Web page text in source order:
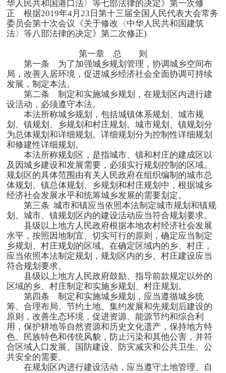
华人民共和国港口法〉等七部法律的决定》第一次修
正 根据2019年4月23 日第十三届全国人民代表大会常务
委员会第十次会议《关于修改〈中华人民共和国建筑
法〉等八部法律的决定》第二次修正)
第一章 总 则
第一条 为了加强城乡规划管理，协调城乡空间布
局，改善人居环境，促进城乡经济社会全面协调可持续
发展，制定本法。
第二条 制定和实施城乡规划，在规划区内进行建
设活动，必须遵守本法。
本法所称城乡规划，包括城镇体系规划、城市规
划、镇规划、乡规划和村庄规划。城市规划、镇规划分
为总体规划和详细规划。详细规划分为控制性详细规划
和修建性详细规划。
本法所称规划区，是指城市、镇和村庄的建成区以
及因城乡建设和发展需要，必须实行规划控制的区域。
规划区的具体范围由有关人民政府在组织编制的城市总
体规划、镇总体规划、乡规划和村庄规划中，根据城乡
经济社会发展水平和统筹城乡发展的需要划定。
第三条 城市和镇应当依照本法制定城市规划和镇规
划。城市、镇规划区内的建设活动应当符合规划要求。
县级以上地方人民政府根据本地农村经济社会发展
水平，按照因地制宜、切实可行的原则，确定应当制定
乡规划、村庄规划的区域。在确定区域内的乡、村庄，
应当依照本法制定规划，规划区内的乡、村庄建设应当
符合规划要求。
县级以上地方人民政府鼓励、指导前款规定以外的
区域的乡、村庄制定和实施乡规划、村庄规划。
第四条 制定和实施城乡规划，应当遵循城乡统
筹、合理布局、节约土地、集约发展和先规划后建设的
原则，改善生态环境，促进资源、能源节约和综合利
用，保护耕地等自然资源和历史文化遗产，保持地方特
色、民族特色和传统风貌，防止污染和其他公害，并符
合区域人口发展、国防建设、防灾减灾和公共卫生、公
共安全的需要。
在规划区内进行建设活动，应当遵守土地管理、自